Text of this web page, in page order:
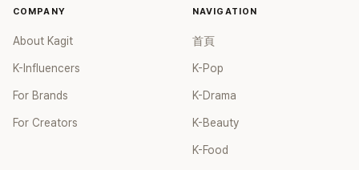
COMPANY
About Kagit
K-Influencers
For Brands
For Creators
NAVIGATION
首頁
K-Pop
K-Drama
K-Beauty
K-Food